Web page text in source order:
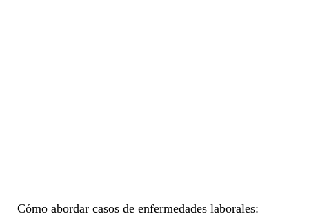
Cómo abordar casos de enfermedades laborales: